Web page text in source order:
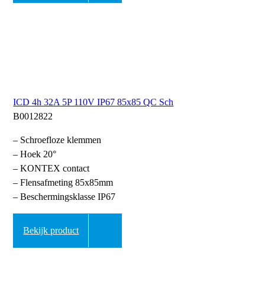
ICD 4h 32A 5P 110V IP67 85x85 QC Sch
B0012822
– Schroefloze klemmen
– Hoek 20°
– KONTEX contact
– Flensafmeting 85x85mm
– Beschermingsklasse IP67
Bekijk product